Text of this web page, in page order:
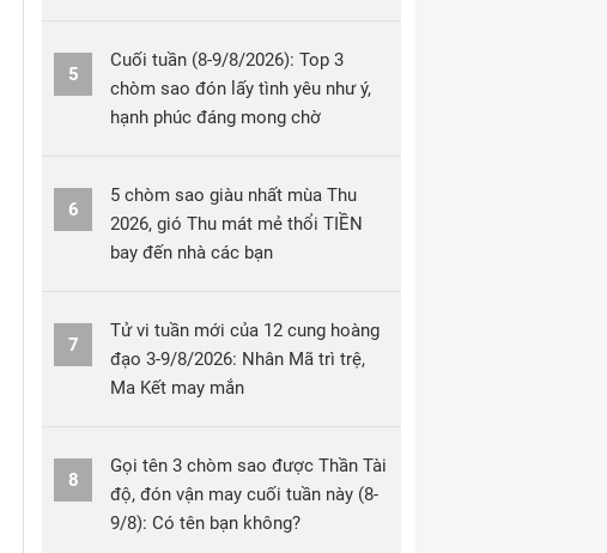
5
Cuối tuần (8-9/8/2026): Top 3
chòm sao đón lấy tình yêu như ý,
hạnh phúc đáng mong chờ
6
5 chòm sao giàu nhất mùa Thu
2026, gió Thu mát mẻ thổi TIỀN
bay đến nhà các bạn
7
Tử vi tuần mới của 12 cung hoàng
đạo 3-9/8/2026: Nhân Mã trì trệ,
Ma Kết may mắn
8
Gọi tên 3 chòm sao được Thần Tài
độ, đón vận may cuối tuần này (8-
9/8): Có tên bạn không?